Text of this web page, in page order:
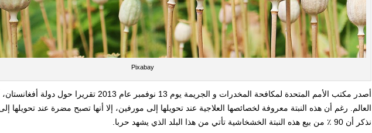
Pixabay
أصدر مكتب الأمم المتحدة لمكافحة المخدرات و الجريمة يوم 13
العالم. رغم أن هذه النبتة معروفة لخصائصها العلاجية عند تحويلها إلى مورفين، إلا أنها تصبح مضرة عند تحويلها إلى
نذكر أن 90 ٪ من بيع هذه النبتة الخشخاشية تأتي من هذا البلد الذي يشهد حربا.